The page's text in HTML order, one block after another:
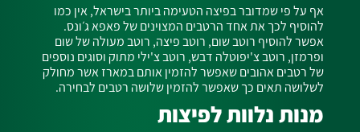
אף על פי שמדובר בפיצה הטעימה ביותר בישראל, אין כמו
להוסיף לכך את אחד הרטבים המצוינים של פאפא ג׳ונס.
אפשר להוסיף רוטב שום, רוטב פיצה, רוטב מעולה של שום
ופרמזן, רוטב צ'יפוטלה דבש, רוטב צ'ילי מתוק וסוגים נוספים
של רטבים אהובים שאפשר להזמין אותם במארז אשר מחולק
לשלושה תאים כך שאפשר להזמין שלושה רטבים לבחירה.
מנות נלוות לפיצות